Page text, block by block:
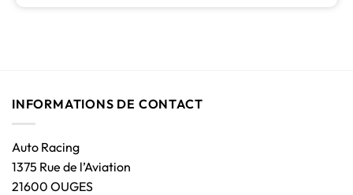
INFORMATIONS DE CONTACT
Auto Racing
1375 Rue de l’Aviation
21600 OUGES